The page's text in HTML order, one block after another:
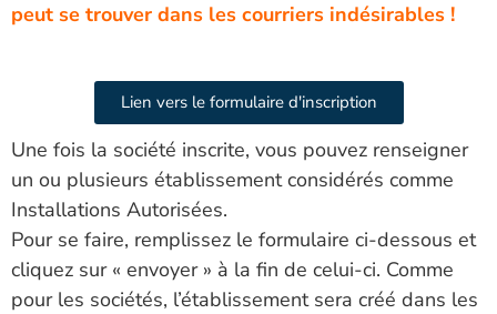
peut se trouver dans les courriers indésirables !
Lien vers le formulaire d'inscription
Une fois la société inscrite, vous pouvez renseigner
un ou plusieurs établissement considérés comme
Installations Autorisées.
Pour se faire, remplissez le formulaire ci-dessous et
cliquez sur « envoyer » à la fin de celui-ci. Comme
pour les sociétés, l’établissement sera créé dans les